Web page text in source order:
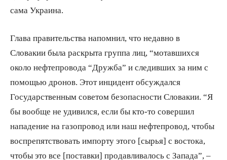
сама Украина.
Глава правительства напомнил, что недавно в
Словакии была раскрыта группа лиц, “мотавшихся
около нефтепровода “Дружба” и следивших за ним с
помощью дронов. Этот инцидент обсуждался
Государственным советом безопасности Словакии. “Я
бы вообще не удивился, если бы кто-то совершил
нападение на газопровод или наш нефтепровод, чтобы
воспрепятствовать импорту этого [сырья] с востока,
чтобы это все [поставки] продавливалось с Запада”, –